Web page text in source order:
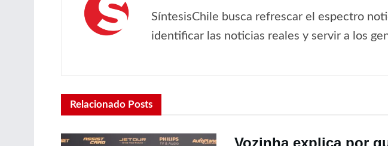
SíntesisChile busca refrescar el espectro
identificar las noticias reales y servir a los
Relacionado Posts